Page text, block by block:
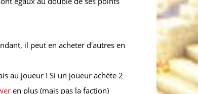
il peut en acheter d'autres en
au joueur ! Si un joueur achète 2
en plus (mais pas la faction)